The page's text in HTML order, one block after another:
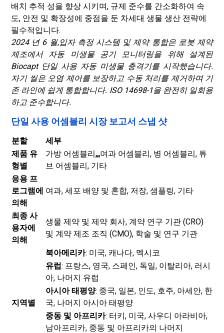
배치 추적 성을 향상 시키며, 규제 준수를 간소화하여 속
도, 안전 및 확장성에 중점을 둔 차세대 생물 생산 전략에
필수적입니다.
2024 년 6 월,입자 측정 시스템 및 제약 통합은 로봇 제약
제조에서 자동 미생물 공기 모니터링을 위해 설계된
Biocapt 단일 사용 자동 미생물 충격기를 시작했습니다.
자기 씰은 오염 제어를 보장하고 수동 처리를 제거하며 기
존 라인에 쉽게 통합합니다. ISO 14698-1을 완전히 일회용
하고 준수합니다.
단일 사용 어셈블리 시장 보고서 스냅 샷
분할
세부
제품 유
형별
가방 어셈블리,,,여과 어셈블리, 병 어셈블리, 튜
브 어셈블리, 기타
응용 프
로그램에
의해
여과, 세포 배양 및 혼합, 저장, 샘플링, 기타
최종 사
용자에
의해
생물 제약 및 제약 회사, 계약 연구 기관 (CRO)
및 계약 제조 조직 (CMO), 학술 및 연구 기관
지역별
북아메리카: 미국, 캐나다, 멕시코
유럽: 프랑스, ​​영국, 스페인, 독일, 이탈리아, 러시
아, 나머지 유럽
아시아 태평양: 중국, 일본, 인도, 호주, 아세안, 한
국, 나머지 아시아 태평양
중동 및 아프리카: 터키, 미국, 사우디 아라비아,
남아프리카, 중동 및 아프리카의 나머지